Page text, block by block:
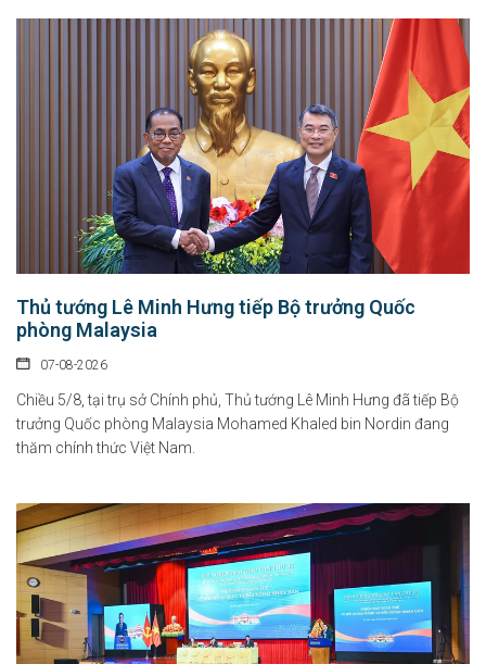
Thủ tướng Lê Minh Hưng tiếp Bộ trưởng Quốc
phòng Malaysia
07-08-2026
Chiều 5/8, tại trụ sở Chính phủ, Thủ tướng Lê Minh Hưng đã tiếp Bộ
trưởng Quốc phòng Malaysia Mohamed Khaled bin Nordin đang
thăm chính thức Việt Nam.